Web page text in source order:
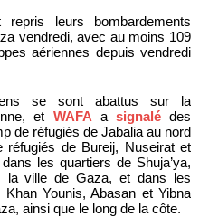
leurs bombardements
vendredi, avec au moins 109
aériennes depuis vendredi
se sont abattus sur la
et WAFA a signalédes
de réfugiés de Jabalia au nord
de Bureij, Nuseirat et
les quartiers de Shuja’ya,
la ville de Gaza, et dans les
Younis, Abasan et Yibna
ainsi que le long de la côte.